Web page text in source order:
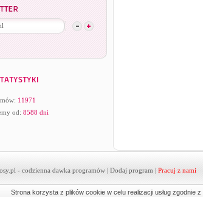
11971
od: 8588 dni
- codzienna dawka programów | Dodaj program | Pracuj z nami
Strona korzysta z plików cookie w celu realizacji usług zgodnie z